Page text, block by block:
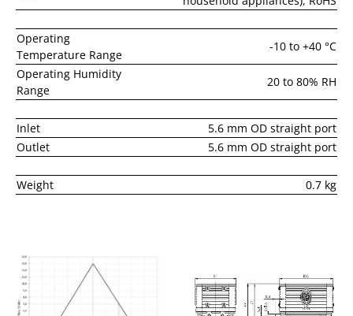
Operating
Temperature Range
-10 to +40 °C
Operating Humidity
Range
20 to 80% RH
Inlet
5.6 mm OD straight port
Outlet
5.6 mm OD straight port
Weight 0.7 kg